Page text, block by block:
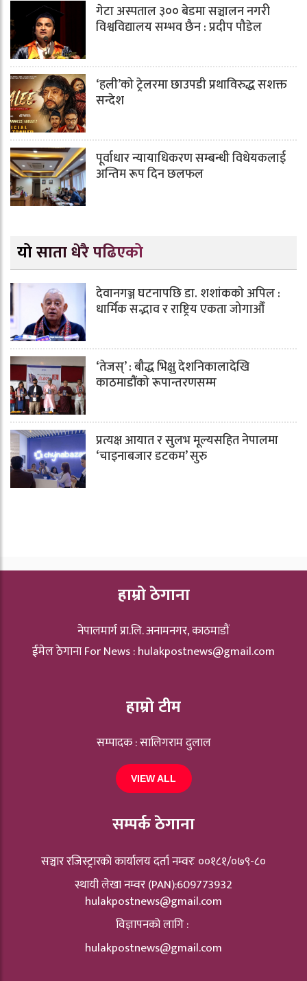
गेटा अस्पताल ३०० बेडमा सञ्चालन नगरी
विश्वविद्यालय सम्भव छैन : प्रदीप पौडेल
‘हली’को ट्रेलरमा छाउपडी प्रथाविरुद्ध सशक्त
सन्देश
पूर्वाधार न्यायाधिकरण सम्बन्धी विधेयकलाई
अन्तिम रूप दिन छलफल
यो साता धेरै पढिएको
देवानगञ्ज घटनापछि डा. शशांककाे अपिल :
धार्मिक सद्भाव र राष्ट्रिय एकता जोगाऔँ
‘तेजस्’ : बौद्ध भिक्षु देशनिकालादेखि
काठमाडौंको रूपान्तरणसम्म
प्रत्यक्ष आयात र सुलभ मूल्यसहित नेपालमा
‘चाइनाबजार डटकम’ सुरु
हाम्रो ठेगाना
नेपालमार्ग प्रा.लि. अनामनगर, काठमाडौं
ईमेल ठेगाना For News :hulakpostnews@gmail.com
हाम्रो टीम
सम्पादक : सालिगराम दुलाल
VIEW ALL
सम्पर्क ठेगाना
सञ्चार रजिस्ट्रारकाे कार्यालय दर्ता नम्वरः ००१८१/०७९-८०
स्थायी लेखा नम्वर (PAN):609773932
hulakpostnews@gmail.com
विज्ञापनको लागि :
hulakpostnews@gmail.com